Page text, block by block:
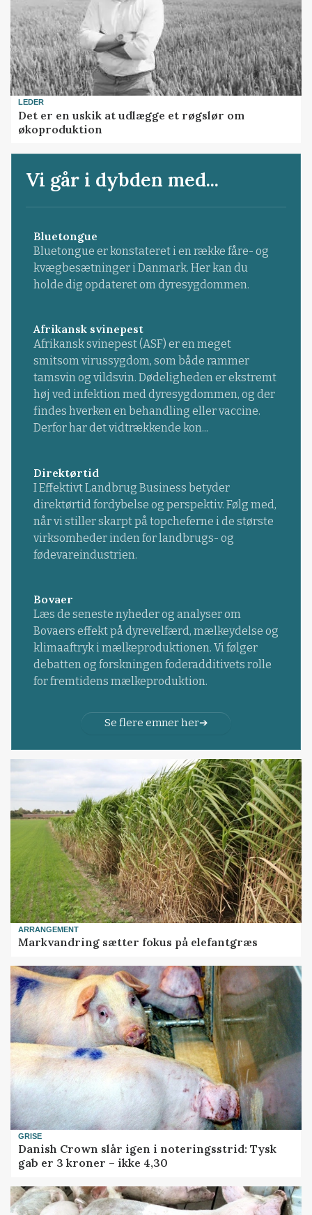
LEDER
Det er en uskik at udlægge et røgslør om
økoproduktion
Vi går i dybden med...
Bluetongue
Bluetongue er konstateret i en række fåre- og
kvægbesætninger i Danmark. Her kan du
holde dig opdateret om dyresygdommen.
Afrikansk svinepest
Afrikansk svinepest (ASF) er en meget
smitsom virussygdom, som både rammer
tamsvin og vildsvin. Dødeligheden er ekstremt
høj ved infektion med dyresygdommen, og der
findes hverken en behandling eller vaccine.
Derfor har det vidtrækkende kon...
Direktørtid
I Effektivt Landbrug Business betyder
direktørtid fordybelse og perspektiv. Følg med,
når vi stiller skarpt på topcheferne i de største
virksomheder inden for landbrugs- og
fødevareindustrien.
Bovaer
Læs de seneste nyheder og analyser om
Bovaers effekt på dyrevelfærd, mælkeydelse og
klimaaftryk i mælkeproduktionen. Vi følger
debatten og forskningen foderadditivets rolle
for fremtidens mælkeproduktion.
Se flere emner her
ARRANGEMENT
Markvandring sætter fokus på elefantgræs
GRISE
Danish Crown slår igen i noteringsstrid: Tysk
gab er 3 kroner – ikke 4,30